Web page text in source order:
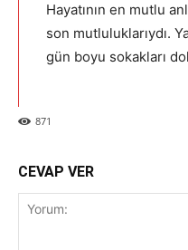
Hayatının en mutlu
son mutluluklarıydı.
gün boyu sokakları
871
CEVAP VER